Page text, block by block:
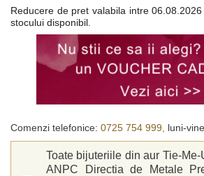
Reducere de pret valabila intre06.08.2026
stocului disponibil.
Comenzi telefonice: 0725 754 999, luni-
Toate bijuteriile din aur Tie-
ANPC Directia de Metale